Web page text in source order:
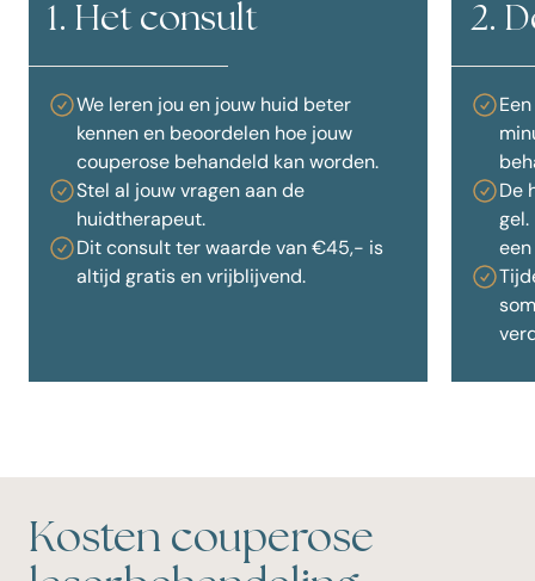
1. Het consult
We leren jou en jouw huid beter
kennen en beoordelen hoe jouw
couperose behandeld kan worden.
Stel al jouw vragen aan de
huidtherapeut.
Dit consult ter waarde van €45,- is
altijd gratis en vrijblijvend.
2.
De
Kosten couperose